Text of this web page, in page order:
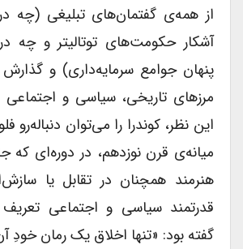
از همه‌ی گفتمان‌های تبلیغی (چه در
آشکار حکومت‌های توتالیتر و چه در
پنهان جوامع سرمایه‌داری) و
مرزهای تاریخی، سیاسی و اجتماعی
این نظر، کوندرا را می‌توان دنباله‌رو
میانه‌ی قرن نوزدهم، در دوره‌ای که
هنرمند همچنان در تقابل یا
قدرتمند سیاسی و اجتماعی تعریف
گفته بود: «تنها اخلاق یک رمان خودِ